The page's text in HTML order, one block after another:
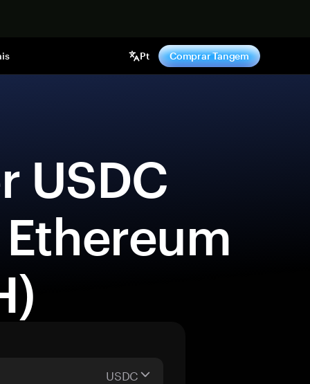
Pt Comprar Tangem
USDC